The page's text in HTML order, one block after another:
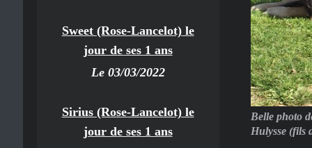
Belle photo
Hulysse (fils
Sweet (Rose-Lancelot) le
jour de ses 1 ans
Le 03/03/2022
Sirius (Rose-Lancelot) le
jour de ses 1 ans